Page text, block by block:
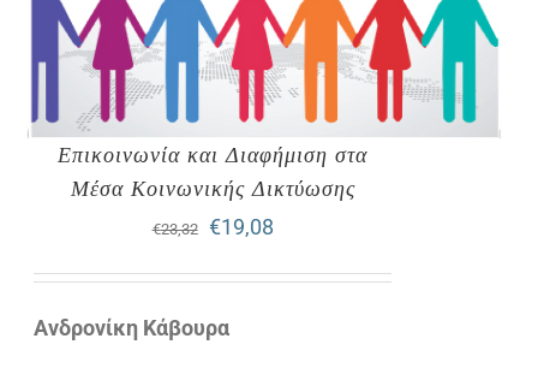
Επικοινωνία και Διαφήμιση στα
Mέσα Kοινωνικής Δικτύωσης
€23,32
Original
price
€19,08Η
τρέχουσα
Ανδρονίκη Κάβουρα